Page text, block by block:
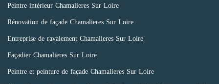
Peintre intérieur Chamalieres Sur Loire
Rénovation de façade Chamalieres Sur Loire
Entreprise de ravalement Chamalieres Sur Loire
Façadier Chamalieres Sur Loire
Peintre et peinture de façade Chamalieres Sur Loire